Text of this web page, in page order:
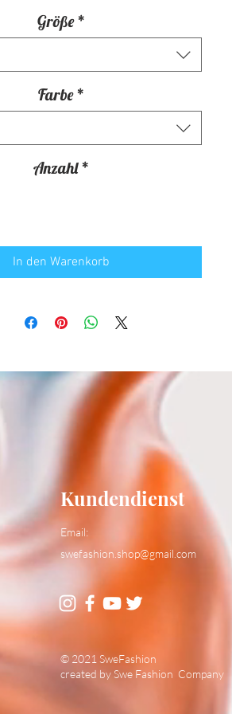
Größe *
Farbe *
Anzahl *
In den Warenkorb
Kundendienst
Email:
swefashion.shop@gmail.com
© 2021 SweFashion
created by Swe Fashion Company